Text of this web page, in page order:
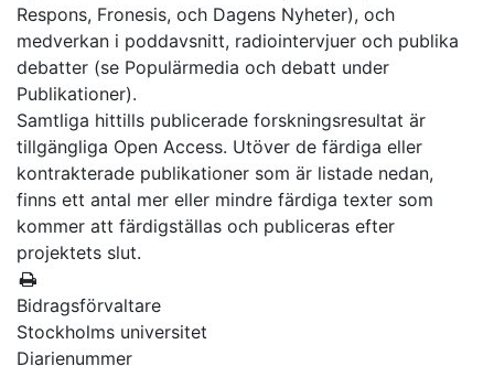
Respons, Fronesis, och Dagens Nyheter), och
medverkan i poddavsnitt, radiointervjuer och publika
debatter (se Populärmedia och debatt under
Publikationer).
Samtliga hittills publicerade forskningsresultat är
tillgängliga Open Access. Utöver de färdiga eller
kontrakterade publikationer som är listade nedan,
finns ett antal mer eller mindre färdiga texter som
kommer att färdigställas och publiceras efter
projektets slut.
Bidragsförvaltare
Stockholms universitet
Diarienummer